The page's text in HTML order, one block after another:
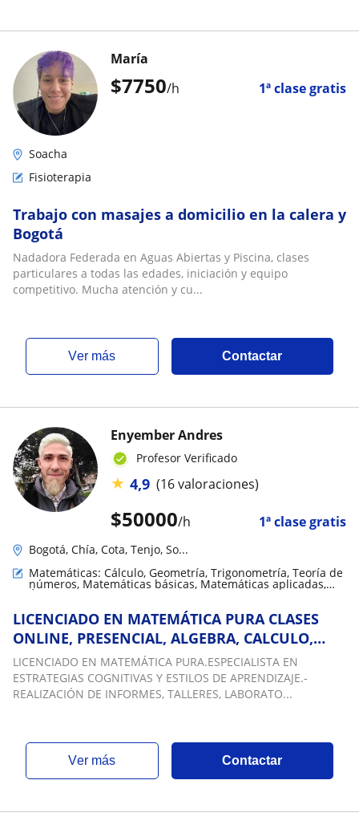
$7750/h 1ª clase gratis
María
Soacha
Fisioterapia
Trabajo con masajes a domicilio en la calera y
Bogotá
Nadadora Federada en Aguas Abiertas y Piscina, clases
particulares a todas las edades, iniciación y equipo
competitivo. Mucha atención y cu...
ver más Contactar
$50000/h 1ª clase gratis
Enyember Andres
Profesor Verificado
★ 4,9 (16 valoraciones)
Bogotá, Chía, Cota, Tenjo, So...
Matemáticas: Cálculo, Geometría, Trigonometría, Teoría de
números, Matemáticas básicas, Matemáticas aplicadas,
Álgebra lineal
LICENCIADO EN MATEMÁTICA PURA CLASES
ONLINE, PRESENCIAL, ALGEBRA, CALCULO,
MATEMÁTICA, GEOMETRÍA, QUÍMICA, FÍSICA,
ESTADÍSTICA
LICENCIADO EN MATEMÁTICA PURA.ESPECIALISTA EN
ESTRATEGIAS COGNITIVAS Y ESTILOS DE APRENDIZAJE.-
REALIZACIÓN DE INFORMES, TALLERES, LABORATO...
ver más Contactar